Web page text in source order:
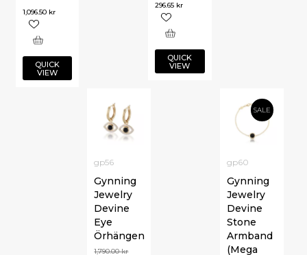
1,096.50 kr
QUICK
VIEW
296.65 kr
QUICK
VIEW
gp56
Gynning
Jewelry
Devine
Eye
Örhängen
1,790.00kr
SALE
gp60
Gynning
Jewelry
Devine
Stone
Armband
(Mega